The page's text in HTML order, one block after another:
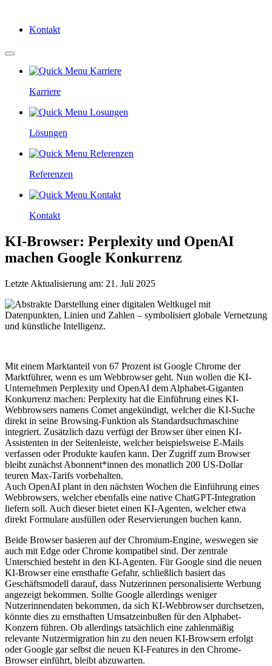
Kontakt
Karriere
Lösungen
Referenzen
Kontakt
KI-Browser: Perplexity und OpenAI
machen Google Konkurrenz
Letzte Aktualisierung am: 21. Juli 2025
Mit einem Marktanteil von 67 Prozent ist Google Chrome der
Marktführer, wenn es um Webbrowser geht. Nun wollen die KI-
Unternehmen Perplexity und OpenAI dem Alphabet-Giganten
Konkurrenz machen: Perplexity hat die Einführung eines KI-
Webbrowsers namens Comet angekündigt, welcher die KI-Suche
direkt in seine Browsing-Funktion als Standardsuchmaschine
integriert. Zusätzlich dazu verfügt der Browser über einen KI-
Assistenten in der Seitenleiste, welcher beispielsweise E-Mails
verfassen oder Produkte kaufen kann. Der Zugriff zum Browser
bleibt zunächst Abonnent*innen des monatlich 200 US-Dollar
teuren Max-Tarifs vorbehalten.
Auch OpenAI plant in den nächsten Wochen die Einführung eines
Webbrowsers, welcher ebenfalls eine native ChatGPT-Integration
liefern soll. Auch dieser bietet einen KI-Agenten, welcher etwa
direkt Formulare ausfüllen oder Reservierungen buchen kann.
Beide Browser basieren auf der Chromium-Engine, weswegen sie
auch mit Edge oder Chrome kompatibel sind. Der zentrale
Unterschied besteht in den KI-Agenten. Für Google sind die neuen
KI-Browser eine ernsthafte Gefahr, schließlich basiert das
Geschäftsmodell darauf, dass Nutzerinnen personalisierte Werbung
angezeigt bekommen. Sollte Google allerdings weniger
Nutzerinnendaten bekommen, da sich KI-Webbrowser durchsetzen,
könnte dies zu ernsthaften Umsatzeinbußen für den Alphabet-
Konzern führen. Ob allerdings tatsächlich eine zahlenmäßig
relevante Nutzermigration hin zu den neuen KI-Browsern erfolgt
oder Google gar selbst die neuen KI-Features in den Chrome-
Browser einführt, bleibt abzuwarten.